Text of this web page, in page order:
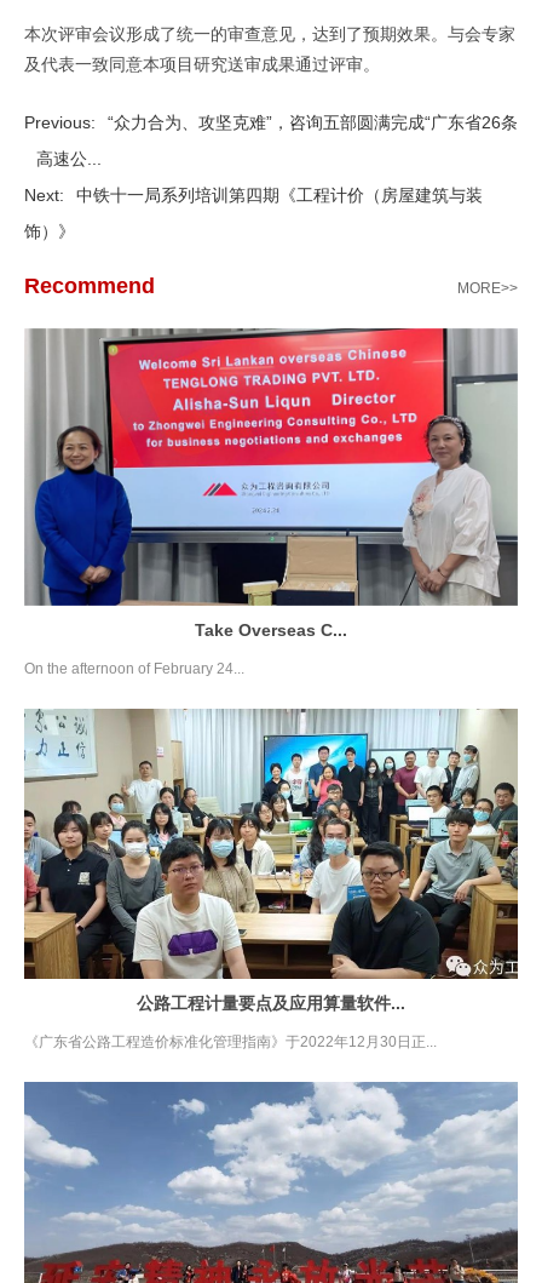
本次评审会议形成了统一的审查意见，达到了预期效果。与会专家
及代表一致同意本项目研究送审成果通过评审。
Previous:
“众力合为、攻坚克难”，咨询五部圆满完成“广东省26条
高速公...
Next:
中铁十一局系列培训第四期《工程计价（房屋建筑与装
饰）》
Recommend MORE>>
Take Overseas C...
On the afternoon of February 24...
公路工程计量要点及应用算量软件...
《广东省公路工程造价标准化管理指南》于2022年12月30日正...